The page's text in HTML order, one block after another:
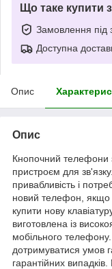
Що таке купити
Замовлення під
Доступна
Опис
Опис
Кнопочний
пристроєм для
привабливість і
новий телефон,
купити нову
виготовлена із
мобільного
дотримуватися умов
гарантійних